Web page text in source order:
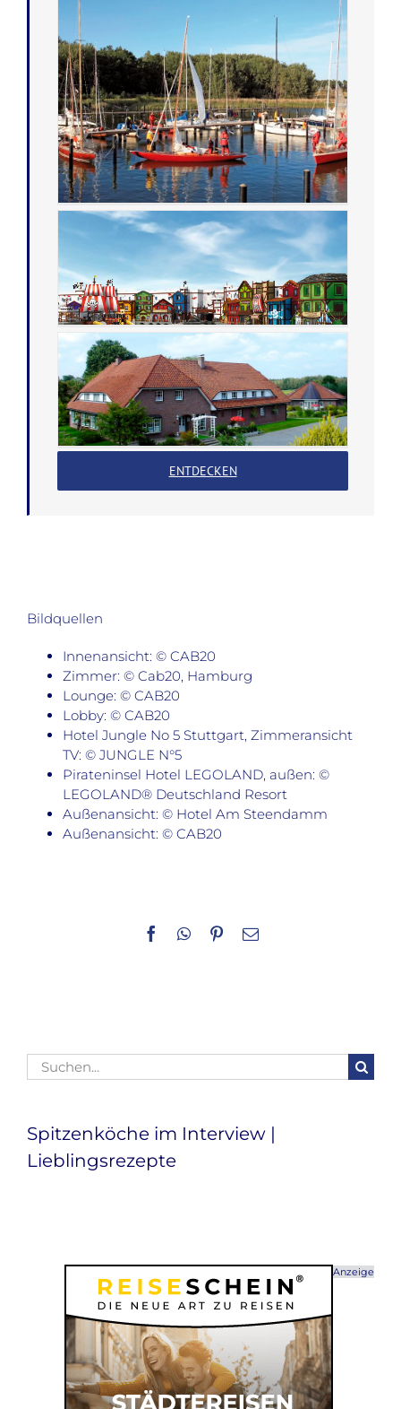
ENTDECKEN
Bildquellen
Innenansicht: © CAB20
Zimmer: © Cab20, Hamburg
Lounge: © CAB20
Lobby: © CAB20
Hotel Jungle No 5 Stuttgart, Zimmeransicht
TV: © JUNGLE N°5
Pirateninsel Hotel LEGOLAND, außen: ©
LEGOLAND® Deutschland Resort
Außenansicht: © Hotel Am Steendamm
Außenansicht: © CAB20
Facebook
WhatsApp
Pinterest
E-
Suche
nach:
Spitzenköche im Interview |
Lieblingsrezepte
Anzeige